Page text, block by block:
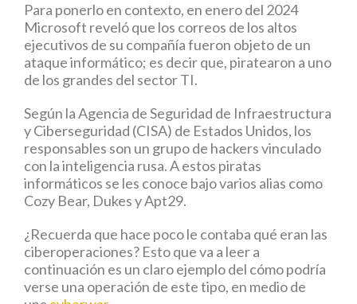
Para ponerlo en contexto, en enero del 2024
Microsoft reveló que los correos de los altos
ejecutivos de su compañía fueron objeto de un
ataque informático; es decir que, piratearon a uno
de los grandes del sector TI.
Según la Agencia de Seguridad de Infraestructura
y Ciberseguridad (CISA) de Estados Unidos, los
responsables son un grupo de hackers vinculado
con la inteligencia rusa. A estos piratas
informáticos se les conoce bajo varios alias como
Cozy Bear, Dukes y Apt29.
¿Recuerda que hace poco le contaba qué eran las
ciberoperaciones? Esto que va a leer a
continuación es un claro ejemplo del cómo podría
verse una operación de este tipo, en medio de